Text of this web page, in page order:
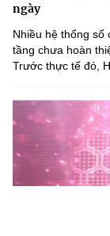
ngày
Nhiều hệ thống số
tầng chưa hoàn
Trước thực tế đó,